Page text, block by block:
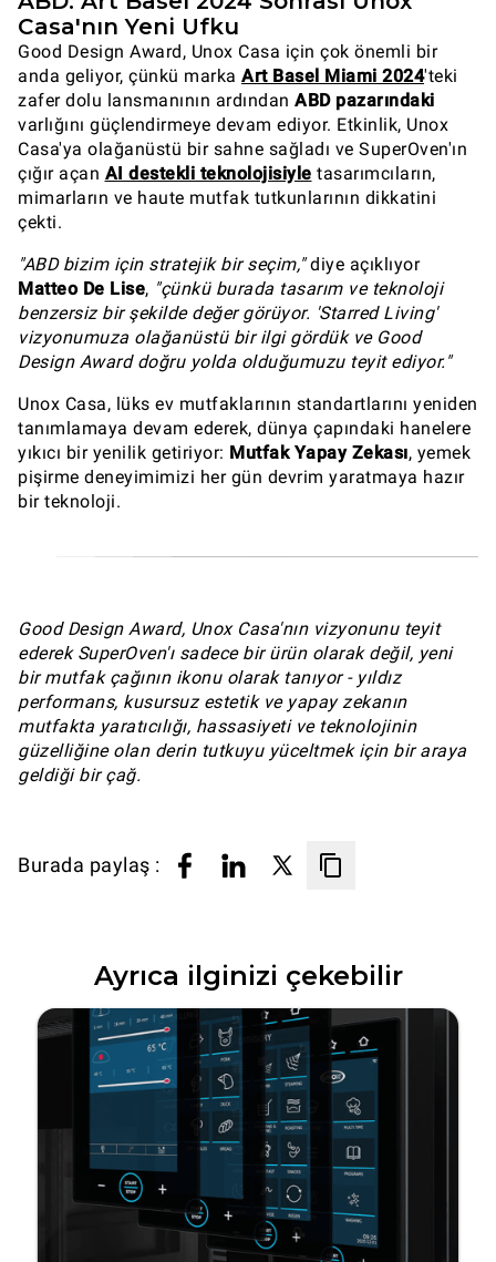
Casa'nın Yeni Ufku
Good Design Award, Unox Casa için çok önemli bir
anda geliyor, çünkü marka Art Basel Miami 2024'teki
zafer dolu lansmanının ardından ABD pazarındaki
varlığını güçlendirmeye devam ediyor. Etkinlik, Unox
Casa'ya olağanüstü bir sahne sağladı ve SuperOven'ın
çığır açan AI destekli teknolojisiyle tasarımcıların,
mimarların ve haute mutfak tutkunlarının dikkatini
çekti.
"ABD bizim için stratejik bir seçim,"diye açıklıyor
Matteo De Lise, "çünkü burada tasarım ve teknoloji
benzersiz bir şekilde değer görüyor. 'Starred Living'
vizyonumuza olağanüstü bir ilgi gördük ve Good
Design Award doğru yolda olduğumuzu teyit ediyor."
Unox Casa, lüks ev mutfaklarının standartlarını yeniden
tanımlamaya devam ederek, dünya çapındaki hanelere
yıkıcı bir yenilik getiriyor: Mutfak Yapay Zekası, yemek
pişirme deneyimimizi her gün devrim yaratmaya hazır
bir teknoloji.
Good Design Award, Unox Casa'nın vizyonunu teyit
ederek SuperOven'ı sadece bir ürün olarak değil, yeni
bir mutfak çağının ikonu olarak tanıyor - yıldız
performans, kusursuz estetik ve yapay zekanın
mutfakta yaratıcılığı, hassasiyeti ve teknolojinin
güzelliğine olan derin tutkuyu yüceltmek için bir araya
geldiği bir çağ.
Burada paylaş :
Ayrıca ilginizi çekebilir